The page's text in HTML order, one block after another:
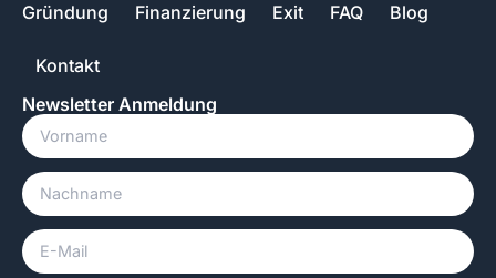
Gründung Finanzierung Exit FAQ Blog
Kontakt
Newsletter Anmeldung